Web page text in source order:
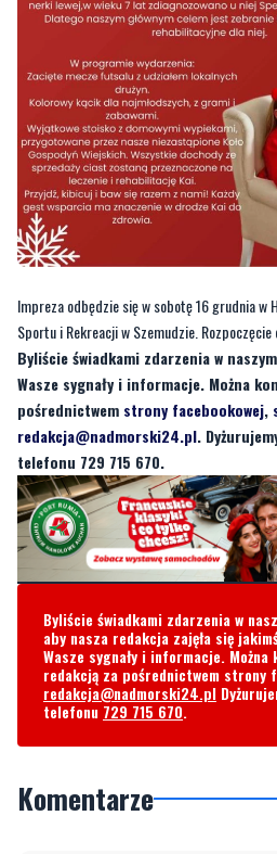
Impreza odbędzie się w sobotę 16 grudnia w
Sportu i Rekreacji w Szemudzie.
Byliście świadkami zdarzenia w
Wasze sygnały i informacje. Można
pośrednictwem strony facebookowej,
redakcja@nadmorski24.pl.
telefonu 729 715 670.
Byliście świadkami zdarzenia w
aby nasza redakcja zajęła się
Wasze sygnały i informacje.
redakcją za pośrednictwem strony
redakcja@nadmorski24.pl
telefonu 729 715 670.
Komentarze